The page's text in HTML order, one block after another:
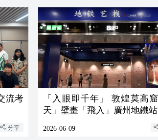
流考
分享
「入眼即千年」 敦煌莫高窟「飛
天」壁畫「飛入」廣州地鐵站
2026-06-09